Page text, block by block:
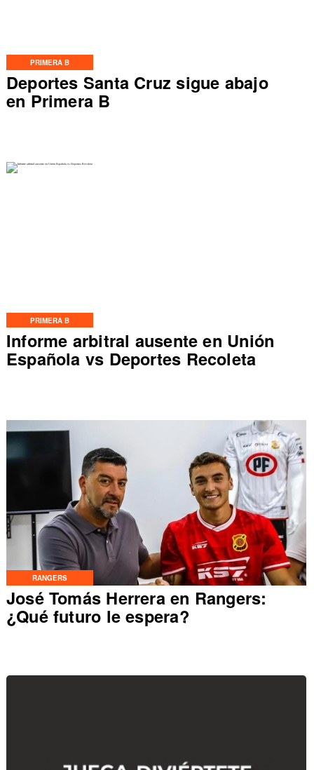
PRIMERA B
Deportes Santa Cruz sigue abajo
en Primera B
PRIMERA B
Informe arbitral ausente en Unión
Española vs Deportes Recoleta
RANGERS
José Tomás Herrera en Rangers:
¿Qué futuro le espera?